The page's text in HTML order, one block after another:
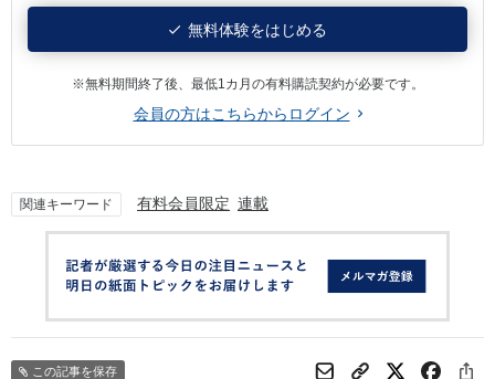
無料体験をはじめる
※無料期間終了後、最低1カ月の有料購読契約が必要です。
会員の方はこちらからログイン
関連キーワード 有料会員限定 連載
この記事を保存